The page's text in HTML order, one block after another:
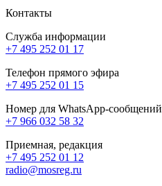
Контакты
Служба информации
+7 495 252 01 17
Телефон прямого эфира
+7 495 252 01 15
Номер для WhatsApp-сообщений
+7 966 032 58 32
Приемная, редакция
+7 495 252 01 12
radio@mosreg.ru